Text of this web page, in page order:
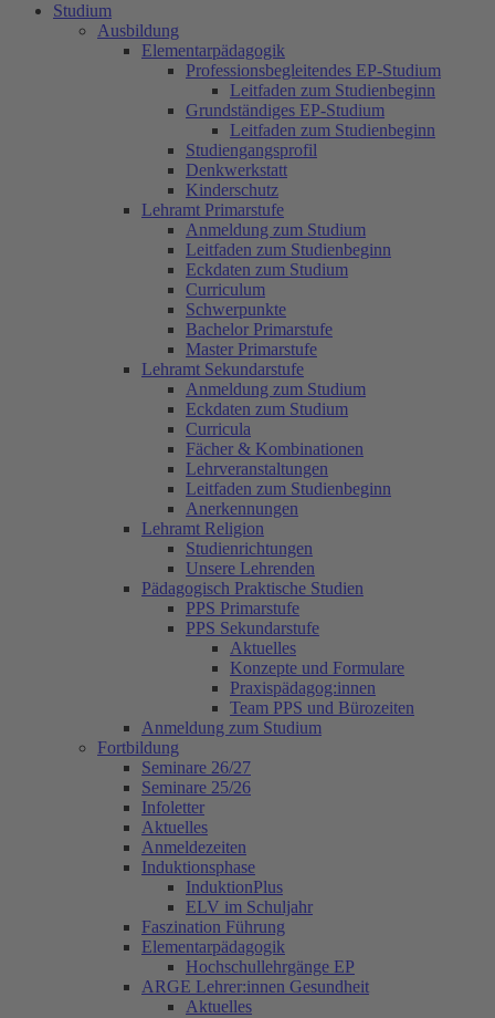
Studium
Ausbildung
Elementarpädagogik
Professionsbegleitendes EP-Studium
Leitfaden zum Studienbeginn
Grundständiges EP-Studium
Leitfaden zum Studienbeginn
Studiengangsprofil
Denkwerkstatt
Kinderschutz
Lehramt Primarstufe
Anmeldung zum Studium
Leitfaden zum Studienbeginn
Eckdaten zum Studium
Curriculum
Schwerpunkte
Bachelor Primarstufe
Master Primarstufe
Lehramt Sekundarstufe
Anmeldung zum Studium
Eckdaten zum Studium
Curricula
Fächer & Kombinationen
Lehrveranstaltungen
Leitfaden zum Studienbeginn
Anerkennungen
Lehramt Religion
Studienrichtungen
Unsere Lehrenden
Pädagogisch Praktische Studien
PPS Primarstufe
PPS Sekundarstufe
Aktuelles
Konzepte und Formulare
Praxispädagog:innen
Team PPS und Bürozeiten
Anmeldung zum Studium
Fortbildung
Seminare 26/27
Seminare 25/26
Infoletter
Aktuelles
Anmeldezeiten
Induktionsphase
InduktionPlus
ELV im Schuljahr
Faszination Führung
Elementarpädagogik
Hochschullehrgänge EP
ARGE Lehrer:innen Gesundheit
Aktuelles